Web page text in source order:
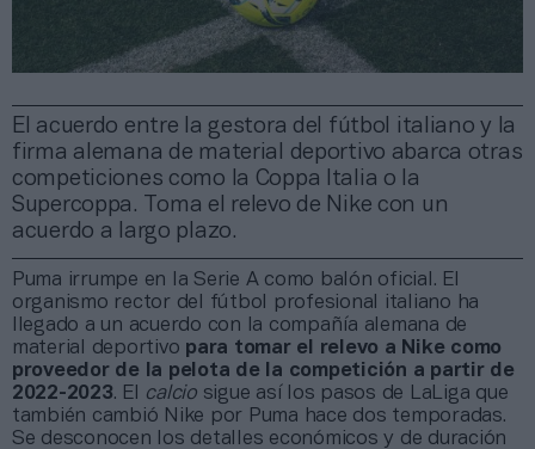
El acuerdo entre la gestora del fútbol italiano y la
firma alemana de material deportivo abarca otras
competiciones como la Coppa Italia o la
Supercoppa. Toma el relevo de Nike con un
acuerdo a largo plazo.
Puma irrumpe en la Serie A como balón oficial. El
organismo rector del fútbol profesional italiano ha
llegado a un acuerdo con la compañía alemana de
material deportivo para tomar el relevo a Nike como
proveedor de la pelota de la competición a partir de
2022-2023. El calciosigue así los pasos de LaLiga que
también cambió Nike por Puma hace dos temporadas.
Se desconocen los detalles económicos y de duración